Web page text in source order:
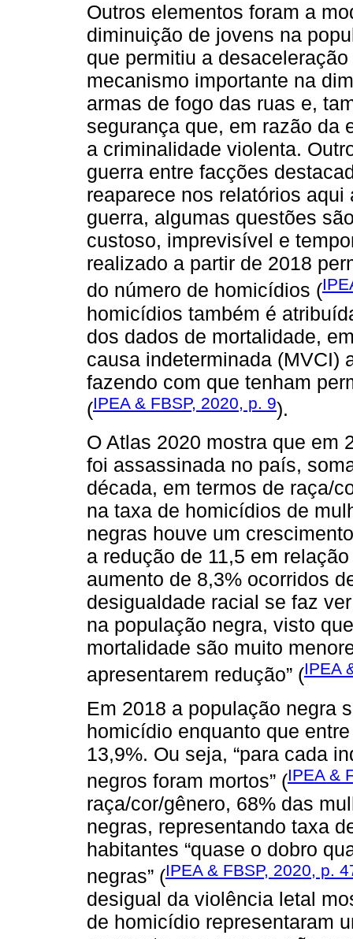
Outros elementos foram a
diminuição de jovens na
que permitiu a
mecanismo importante na
armas de fogo das ruas e,
segurança que, em razão da
a criminalidade violenta.
guerra entre facções
reaparece nos relatórios
guerra, algumas questões
custoso, imprevisível e
realizado a partir de 2018
do número de homicídios (
homicídios também é
dos dados de mortalidade,
causa indeterminada (MVCI)
fazendo com que tenham
(IPEA & FBSP, 2020, p. 9).
O Atlas 2020 mostra que em
foi assassinada no país,
década, em termos de raça/
na taxa de homicídios de
negras houve um
a redução de 11,5 em
aumento de 8,3% ocorridos
desigualdade racial se faz
na população negra, visto
mortalidade são muito
apresentarem redução” (IPEA
Em 2018 a população negra
homicídio enquanto que
13,9%. Ou seja, “para cada
negros foram mortos” (IPEA &
raça/cor/gênero, 68% das
negras, representando taxa
habitantes “quase o dobro
negras” (IPEA & FBSP, 2020, p.
desigual da violência letal
de homicídio representaram